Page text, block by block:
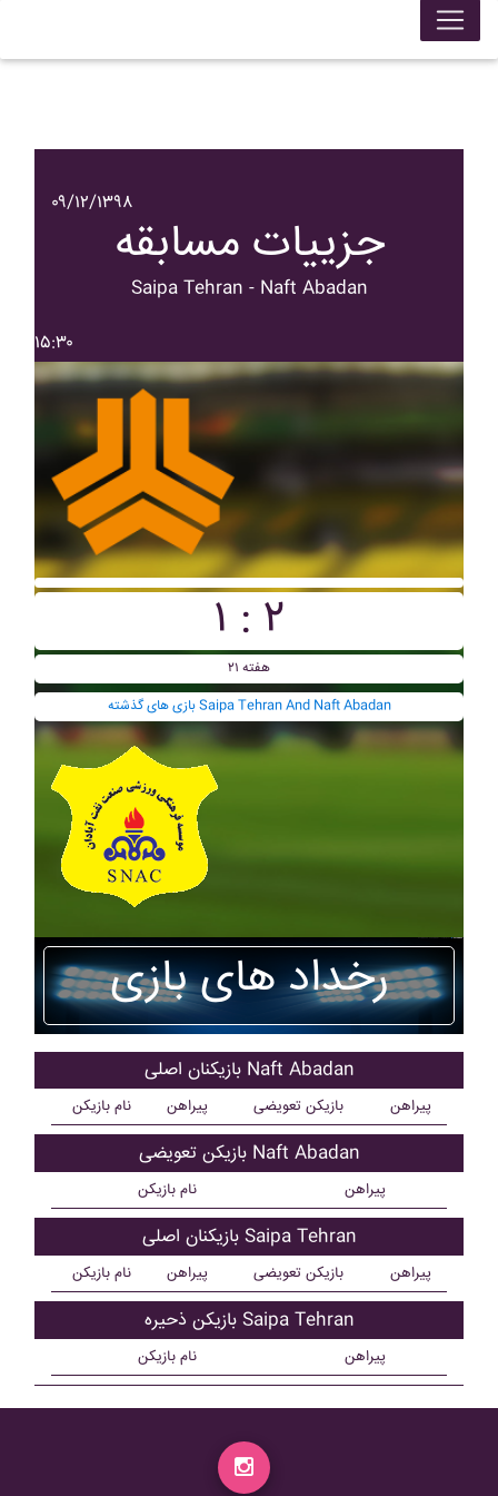
۰۹/۱۲/۱۳۹۸
جزییات مسابقه
Saipa Tehran - Naft Abadan
۱۵:۳۰
۱ : ۲
هفته ۲۱
بازی های گذشته Saipa Tehran And Naft Abadan
رخداد های بازی
بازیکنان اصلی Naft Abadan
نام بازیکن پیراهن بازیکن تعویضی پیراهن
بازیکن تعویضی Naft Abadan
نام بازیکن پیراهن
بازیکنان اصلی Saipa Tehran
نام بازیکن پیراهن بازیکن تعویضی پیراهن
بازیکن ذحیره Saipa Tehran
نام بازیکن پیراهن